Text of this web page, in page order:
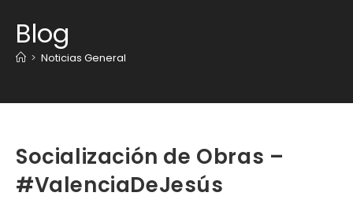
Blog
> Noticias General
Socialización de Obras –
#ValenciaDeJesús